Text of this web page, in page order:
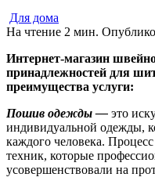
Для дома
На чтение 2 мин.
Интернет-магазин
принадлежностей для
преимущества услуги:
Пошив одежды — это
индивидуальной одежды,
каждого человека.
техник, которые
усовершенствовали на